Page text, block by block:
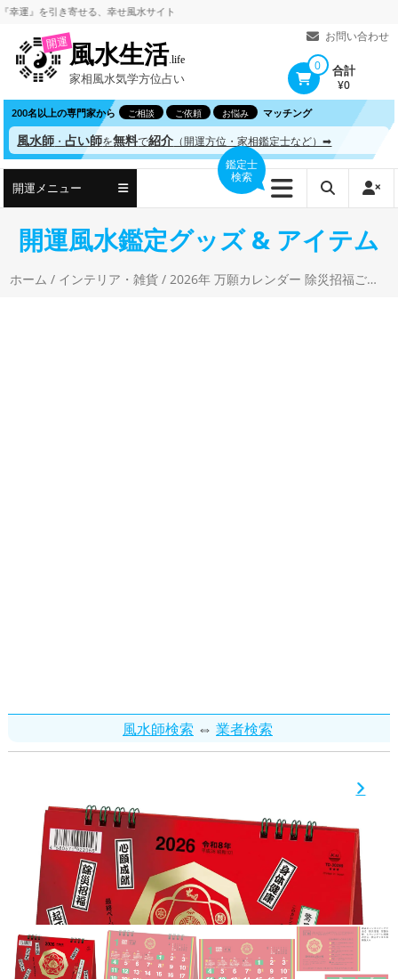
コ
ツ
へ
ス
ッ
を引き寄せる、幸せ風水サイト
お問い合わせ
開運風水生活.life
家相風水気学方位占い
0 合計
¥0
200名以上の専門家から ご相談 ご依頼 お悩み マッチング
風水師 ・占い師を無料で紹介 （開運方位・家相鑑定士など）➡
開運メニュー
鑑定士
検索
開運風水鑑定グッズ & アイテム
ホーム / インテリア・雑貨 / 2026年 万願カレンダー 除災招福ごよみ 卓上 赤い スタンドカレンダー
風水師検索 ⇔ 業者検索